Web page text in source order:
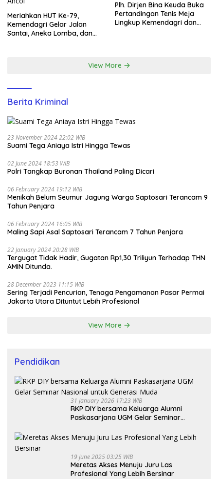
Meriahkan HUT Ke-79,
Kemendagri Gelar Jalan
Santai, Aneka Lomba, dan
Plh. Dirjen Bina Keuda Buka
Pertandingan Tenis Meja
Lingkup Kemendagri dan
View More
Berita Kriminal
23 November 2024 22:02 WIB
Suami Tega Aniaya Istri Hingga Tewas
02 June 2024 18:53 WIB
Polri Tangkap Buronan Thailand Paling Dicari
06 February 2024 19:12 WIB
Menikah Belum Seumur Jagung Warga Saptosari Terancam 9
Tahun Penjara
06 February 2024 16:05 WIB
Maling Sapi Asal Saptosari Terancam 7 Tahun Penjara
22 January 2024 20:28 WIB
Tergugat Tidak Hadir, Gugatan Rp1,30 Triliyun Terhadap THN
AMIN Ditunda.
28 December 2023 11:15 WIB
Sering Terjadi Pencurian, Tenaga Pengamanan Pasar Permai
Jakarta Utara Dituntut Lebih Profesional
View More
Pendidikan
31 January 2026 17:23 WIB
RKP DIY bersama Keluarga Alumni
Paskasarjana UGM Gelar Seminar
19 June 2025 03:25 WIB
Meretas Akses Menuju Juru Las
Profesional Yang Lebih Bersinar